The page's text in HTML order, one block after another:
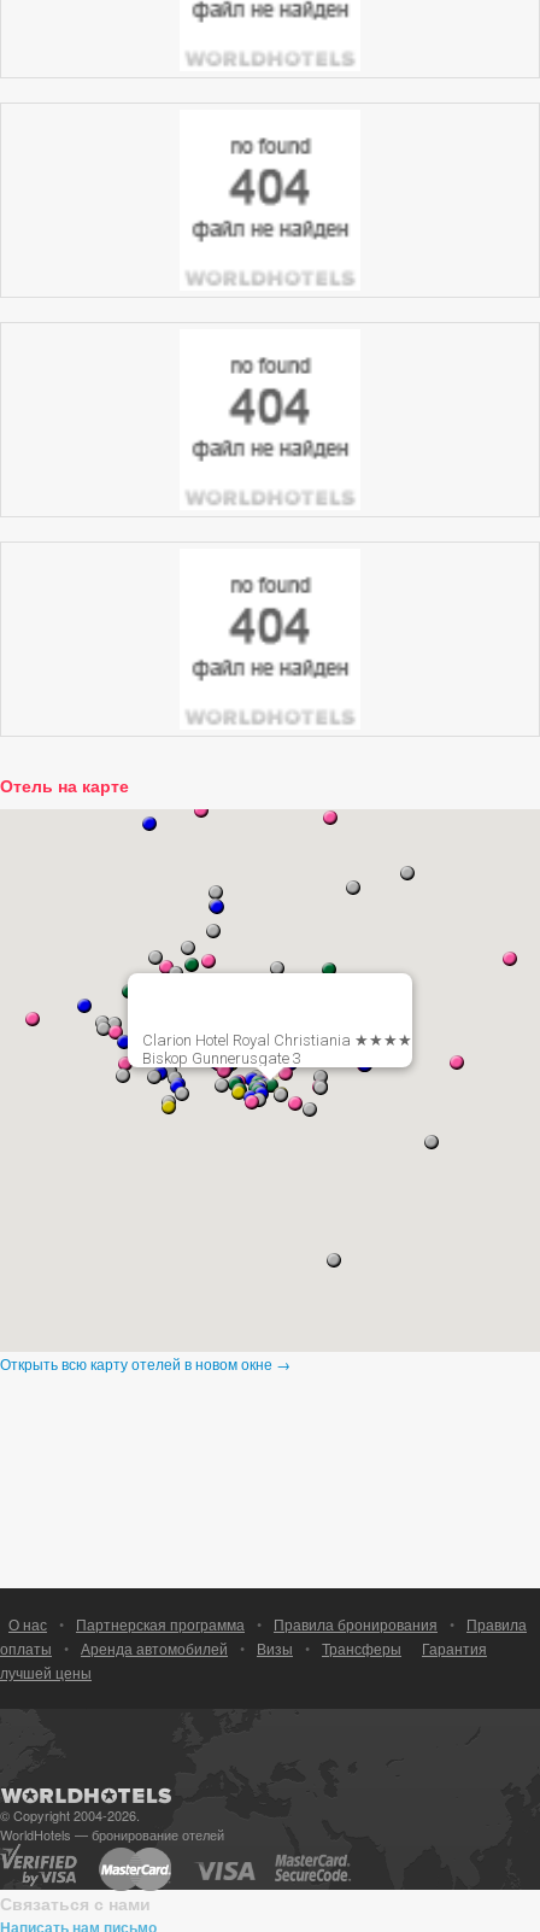
Отель на карте
Clarion Hotel Royal Christiania ★★★★
Biskop Gunnerusgate 3
Открыть всю карту отелей в новом окне →
О нас • Партнерская программа • Правила бронирования •
Правила
оплаты
• Аренда автомобилей • Визы • Трансферы
Гарантия
лучшей цены
© Copyright 2004-2026.
WorldHotels — бронирование отелей
Связаться с нами
Написать нам письмо